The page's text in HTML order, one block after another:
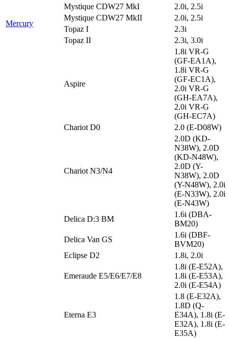
Mercury
Mystique CDW27 MkI
2.0i, 2.5i
Mystique CDW27 MkII
2.0i, 2.5i
Topaz I
2.3i
Topaz II
2.3i, 3.0i
Aspire
1.8i VR-G
(GF-EA1A),
1.8i VR-G
(GF-EC1A),
2.0i VR-G
(GH-EA7A),
2.0i VR-G
(GH-EC7A)
Chariot D0
2.0 (E-D08W)
Chariot N3/N4
2.0D (KD-
N38W), 2.0D
(KD-N48W),
2.0D (Y-
N38W), 2.0D
(Y-N48W), 2.0i
(E-N33W), 2.0i
(E-N43W)
Delica D:3 BM
1.6i (DBA-
BM20)
Delica Van GS
1.6i (DBF-
BVM20)
Eclipse D2
1.8i, 2.0i
Emeraude E5/E6/E7/E8
1.8i (E-E52A),
1.8i (E-E53A),
2.0i (E-E54A)
Eterna E3
1.8 (E-E32A),
1.8D (Q-
E34A), 1.8i (E-
E32A), 1.8i (E-
E35A)